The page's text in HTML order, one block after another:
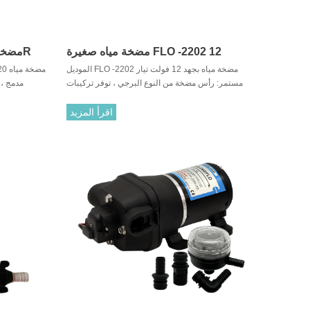
مدمج ،
مضخة مياه صغيرة FLO -2202 12
فولت تيار مستمر 4.3 لتر في الدقيقة
الموديل FLO -2202 مضخة مياه بجهد 12 فولت تيار
مستمر: رأس مضخة من النوع البرجي ، توفر تركيبات
اقرأ المزيد